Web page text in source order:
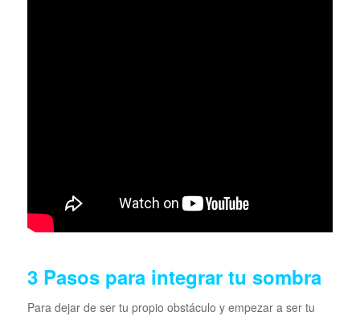
3 Pasos para integrar tu sombra
Para dejar de ser tu propio obstáculo y empezar a ser tu